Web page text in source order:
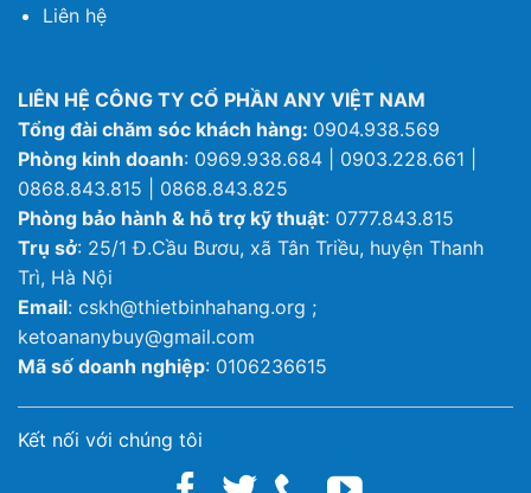
Liên hệ
LIÊN HỆ CÔNG TY CỔ PHẦN ANY VIỆT NAM
Tổng đài chăm sóc khách hàng: 0904.938.569
Phòng kinh doanh: 0969.938.684 | 0903.228.661 |
0868.843.815 | 0868.843.825
Phòng bảo hành & hỗ trợ kỹ thuật: 0777.843.815
Trụ sở: 25/1 Đ.Cầu Bươu, xã Tân Triều, huyện Thanh
Trì, Hà Nội
Email: cskh@thietbinhahang.org ;
ketoananybuy@gmail.com
Mã số doanh nghiệp: 0106236615
Kết nối với chúng tôi